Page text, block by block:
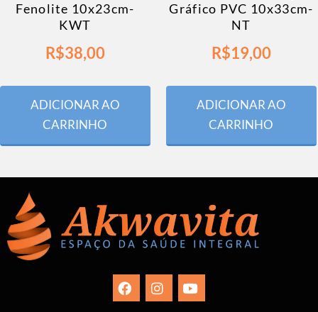
Fenolite 10x23cm-
KWT
R$38,00
ADICIONAR AO
CARRINHO
Gráfico PVC 10x33cm-
NT
R$19,00
ADICIONAR AO
CARRINHO